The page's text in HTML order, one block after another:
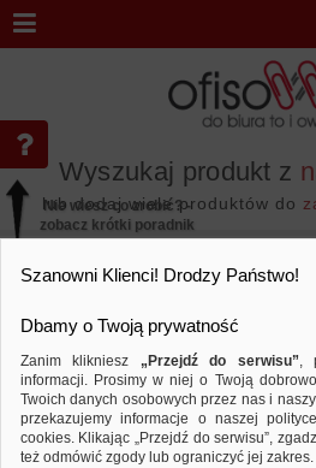
Wyszukaj produkt z
lub dodaj wiele produktów do
Wyniki
Nie wiesz co zrobić? -
zobacz krótki poradnik
Szanowni Klienci! Drodzy Państwo!
Dbamy o Twoją prywatność
Zanim klikniesz „Przejdź do serwisu”,
informacji. Prosimy w niej o Twoją
Twoich danych osobowych przez nas i
przekazujemy informacje o naszej
cookies. Klikając „Przejdź do serwisu”,
też odmówić zgody lub ograniczyć jej zakres.